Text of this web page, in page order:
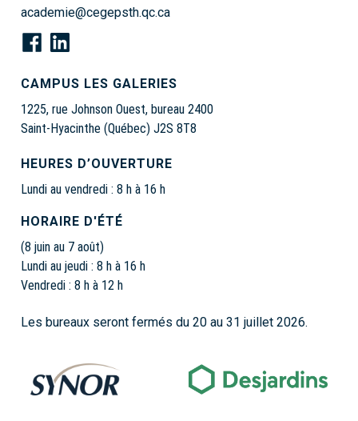
academie@cegepsth.qc.ca
CAMPUS LES GALERIES
1225, rue Johnson Ouest, bureau 2400
Saint-Hyacinthe (Québec) J2S 8T8
HEURES D’OUVERTURE
Lundi au vendredi : 8 h à 16 h
HORAIRE D'ÉTÉ
(8 juin au 7 août)
Lundi au jeudi : 8 h à 16 h
Vendredi : 8 h à 12 h
Les bureaux seront fermés du 20 au 31 juillet 2026.